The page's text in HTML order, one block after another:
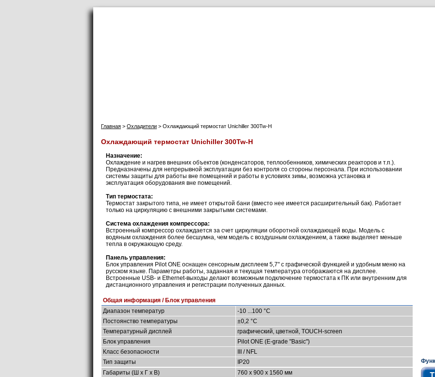
Главная > Охладители > Охлаждающий термостат Unichiller 300Tw-H
Охлаждающий термостат Unichiller 300Tw-H
Назначение:
Охлаждение и нагрев внешних объектов (конденсаторов, теплообенников, химических реакторов и т.п.).
Предназначены для непрерывной эксплуатации без контроля со стороны персонала. При использовании
системы защиты для работы вне помещений и работы в условиях зимы, возможна установка и
эксплуатация оборудования вне помещений.
Тип термостата:
Термостат закрытого типа, не имеет открытой бани (вместо нее имеется расширительный бак). Работает
только на циркуляцию с внешними закрытыми системами.
Система охлаждения компрессора:
Встроенный компрессор охлаждается за счет циркуляции оборотной охлаждающей воды. Модель с
водяным охлаждения более бесшумна, чем модель с воздушным охлаждением, а также выделяет меньше
тепла в окружающую среду.
Панель управления:
Блок управления Pilot ONE оснащен сенсорным дисплеем 5,7" с графической функцией и удобным меню на
русском языке. Параметры работы, заданная и текущая температура отображаются на дисплее.
Встроенные USB- и Ethernet-выходы делают возможным подключение термостата к ПК или внутренним для
дистанционного управления и регистрации полученных данных.
Общая информация / Блок управления
Диапазон температур
-10 ...100 °C
Постоянство температуры
±0,2 °C
Температурный дисплей
графический, цветной, TOUCH-screen
Блок управления
Pilot ONE (E-grade "Basic")
Класс безопасности
III / NFL
Тип защиты
IP20
Габариты (Ш х Г х В)
760 x 900 x 1560 мм